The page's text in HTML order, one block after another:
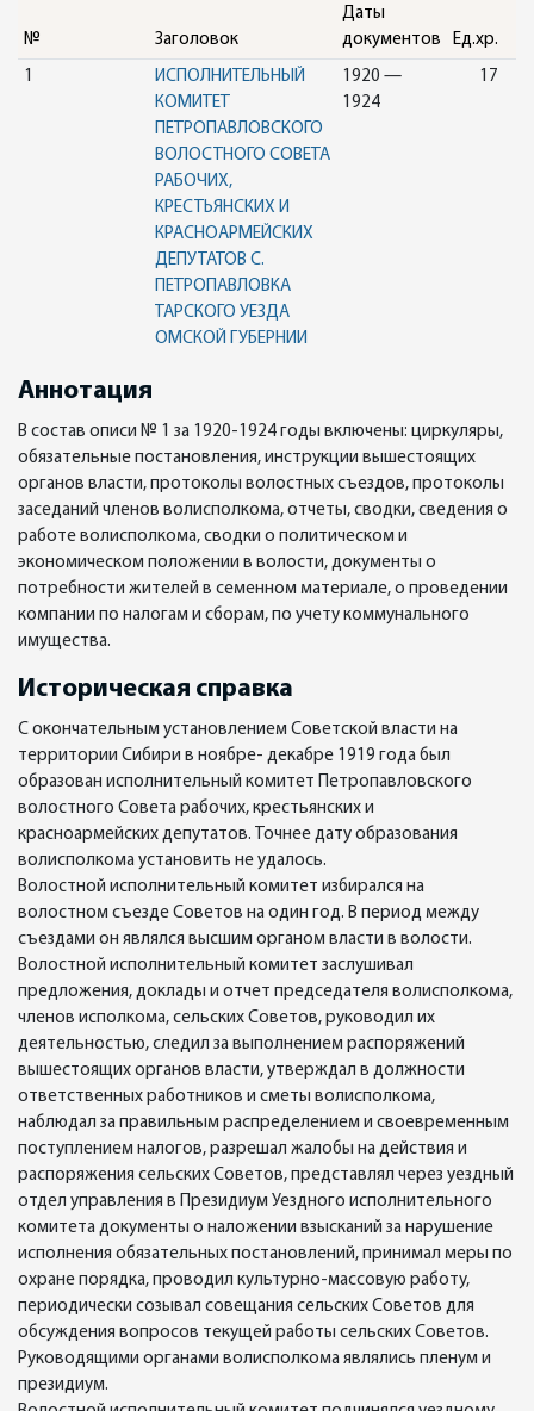
№ Заголовок
Даты
документов
Ед.хр.
1
ИСПОЛНИТЕЛЬНЫЙ
КОМИТЕТ
ПЕТРОПАВЛОВСКОГО
ВОЛОСТНОГО СОВЕТА
РАБОЧИХ,
КРЕСТЬЯНСКИХ И
КРАСНОАРМЕЙСКИХ
ДЕПУТАТОВ С.
ПЕТРОПАВЛОВКА
ТАРСКОГО УЕЗДА
ОМСКОЙ ГУБЕРНИИ
1920 —
1924
17
Аннотация
В состав описи № 1 за 1920-1924 годы включены: циркуляры,
обязательные постановления, инструкции вышестоящих
органов власти, протоколы волостных съездов, протоколы
заседаний членов волисполкома, отчеты, сводки, сведения о
работе волисполкома, сводки о политическом и
экономическом положении в волости, документы о
потребности жителей в семенном материале, о проведении
компании по налогам и сборам, по учету коммунального
имущества.
Историческая справка
С окончательным установлением Советской власти на
территории Сибири в ноябре- декабре 1919 года был
образован исполнительный комитет Петропавловского
волостного Совета рабочих, крестьянских и
красноармейских депутатов. Точнее дату образования
волисполкома установить не удалось.
Волостной исполнительный комитет избирался на
волостном съезде Советов на один год. В период между
съездами он являлся высшим органом власти в волости.
Волостной исполнительный комитет заслушивал
предложения, доклады и отчет председателя волисполкома,
членов исполкома, сельских Советов, руководил их
деятельностью, следил за выполнением распоряжений
вышестоящих органов власти, утверждал в должности
ответственных работников и сметы волисполкома,
наблюдал за правильным распределением и своевременным
поступлением налогов, разрешал жалобы на действия и
распоряжения сельских Советов, представлял через уездный
отдел управления в Президиум Уездного исполнительного
комитета документы о наложении взысканий за нарушение
исполнения обязательных постановлений, принимал меры по
охране порядка, проводил культурно-массовую работу,
периодически созывал совещания сельских Советов для
обсуждения вопросов текущей работы сельских Советов.
Руководящими органами волисполкома являлись пленум и
президиум.